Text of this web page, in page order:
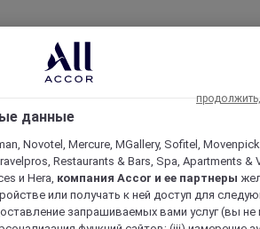
данные
Novotel, Mercure, MGallery, Sofitel,
Restaurants & Bars, Spa, Apartments &
и Hera, компания Accor и ее партнеры
или получать к ней доступ для
запрашиваемых вами услуг (вы